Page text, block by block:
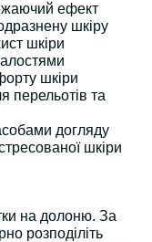
ефект
шкіру
шкіри
шкіри
перельотів та
догляду
шкіри
на долоню. За
розподіліть